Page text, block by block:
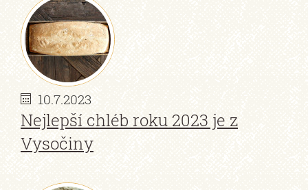
10.7.2023
Nejlepší chléb roku 2023 je z
Vysočiny